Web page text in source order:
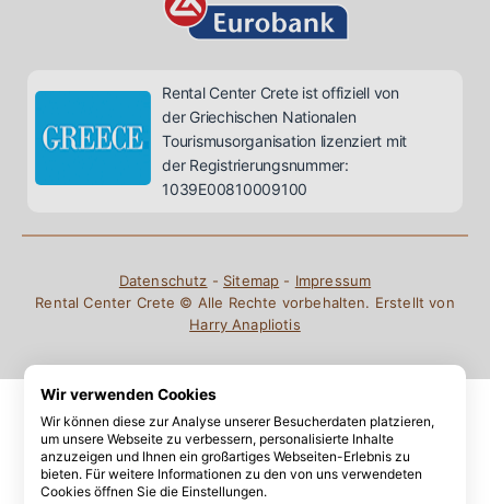
Rental Center Crete ist offiziell von
der Griechischen Nationalen
Tourismusorganisation lizenziert mit
der Registrierungsnummer:
1039E00810009100
Datenschutz - Sitemap - Impressum
Rental Center Crete © Alle Rechte vorbehalten. Erstellt von
Harry Anapliotis
Wir verwenden Cookies
Wir können diese zur Analyse unserer Besucherdaten platzieren,
um unsere Webseite zu verbessern, personalisierte Inhalte
anzuzeigen und Ihnen ein großartiges Webseiten-Erlebnis zu
bieten. Für weitere Informationen zu den von uns verwendeten
Cookies öffnen Sie die Einstellungen.